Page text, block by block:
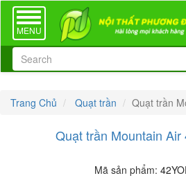
TOGGLE
NAVIGATION
MENU
Trang Chủ Quạt trần Quạt trần
Quạt trần Mountain Air
Mã sản phẩm: